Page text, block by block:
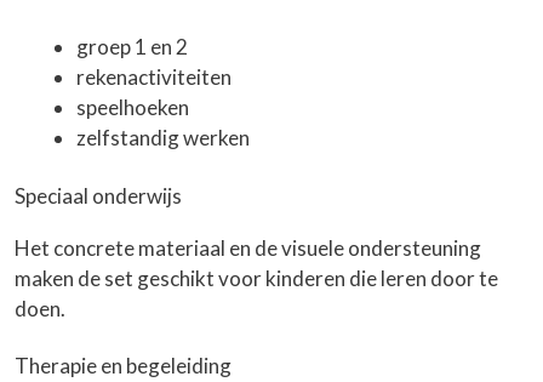
groep 1 en 2
rekenactiviteiten
speelhoeken
zelfstandig werken
Speciaal onderwijs
Het concrete materiaal en de visuele ondersteuning
maken de set geschikt voor kinderen die leren door te
doen.
Therapie en begeleiding